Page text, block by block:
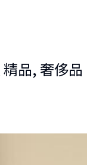
品, 奢侈品